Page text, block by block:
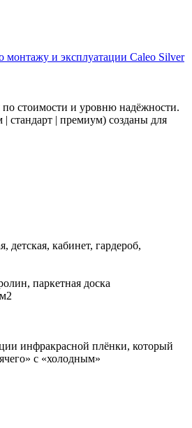
монтажу и эксплуатации Caleo Silver
по стоимости и уровню надёжности.
| стандарт | премиум) созданы для
детская, кабинет, гардероб,
паркетная доска
инфракрасной плёнки, который
с «холодным»